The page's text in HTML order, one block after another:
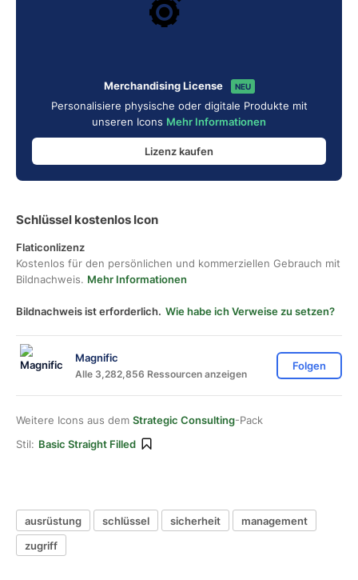
Merchandising License NEU
Personalisiere physische oder digitale Produkte mit
unseren Icons Mehr Informationen
Lizenz kaufen
Schlüssel kostenlos Icon
Flaticonlizenz
Kostenlos für den persönlichen und kommerziellen Gebrauch mit
Bildnachweis. Mehr Informationen
Bildnachweis ist erforderlich. Wie habe ich Verweise zu setzen?
Magnific
Alle 3,282,856 Ressourcen anzeigen
Folgen
Weitere Icons aus dem Strategic Consulting-Pack
Stil: Basic Straight Filled
ausrüstung schlüssel sicherheit
management
zugriff